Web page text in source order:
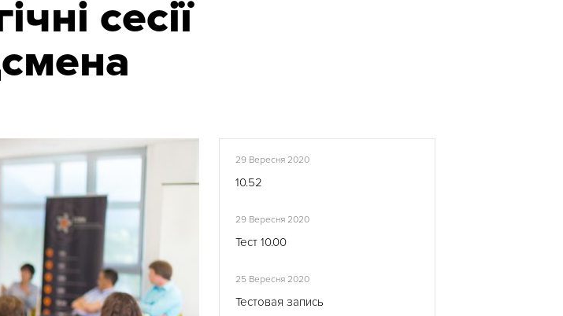
сесії
29 Вересня 2020
10.52
29 Вересня 2020
Тест 10.00
25 Вересня 2020
Тестовая запись